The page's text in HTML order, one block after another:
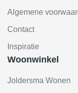
Algemene
Contact
Inspiratie
Woonwinkel
Joldersma Wonen